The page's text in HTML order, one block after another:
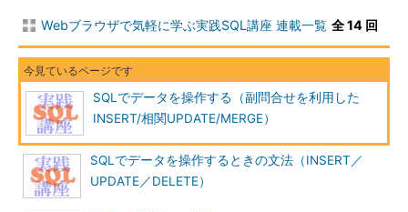
（MY_PROD表に登録されていない新規商品であれば新たに追
加）を行います。このように「一致するデータがある場合には更
新」「一致しないデータがある場合は挿入」という処理を、
MERGE文では以下のような構文で記述します。
MERGE文の構文
MERGE INTO  更新する表
Webブラウザで気軽に学ぶ実践SQL講座 連載一覧 全 14 回
SQLでデータを操作する（副問合せを利用した
INSERT/相関UPDATE/MERGE）
SQLでデータを操作するときの文法（INSERT／
UPDATE／DELETE）